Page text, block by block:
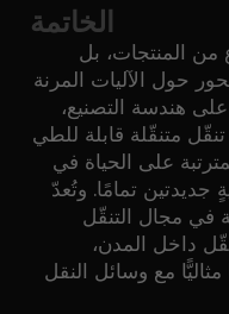
الخاتمة
المنتجات، بل
حول الآليات المرنة
على هندسة التصنيع،
متنقّلة قابلة للطي
على الحياة في
جديدتين تمامًا. وتُعدّ
في مجال التنقّل
داخل المدن،
مع وسائل النقل